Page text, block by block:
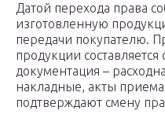
Датой перехода права
изготовленную
передачи покупателю.
продукции
документация –
накладные, акты
подтверждают смену